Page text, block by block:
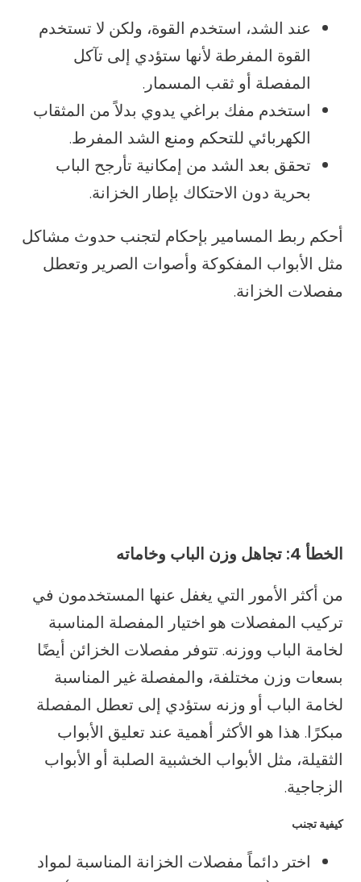
عند الشد، استخدم القوة، ولكن لا تستخدم
القوة المفرطة لأنها ستؤدي إلى تآكل
المفصلة أو ثقب المسمار.
استخدم مفك براغي يدوي بدلاً من المثقاب
الكهربائي للتحكم ومنع الشد المفرط.
تحقق بعد الشد من إمكانية تأرجح الباب
بحرية دون الاحتكاك بإطار الخزانة.
أحكم ربط المسامير بإحكام لتجنب حدوث مشاكل
مثل الأبواب المفكوكة وأصوات الصرير وتعطل
مفصلات الخزانة.
الخطأ 4: تجاهل وزن الباب وخاماته
من أكثر الأمور التي يغفل عنها المستخدمون في
تركيب المفصلات هو اختيار المفصلة المناسبة
لخامة الباب ووزنه. تتوفر مفصلات الخزائن أيضًا
بسعات وزن مختلفة، والمفصلة غير المناسبة
لخامة الباب أو وزنه ستؤدي إلى تعطل المفصلة
مبكرًا. هذا هو الأكثر أهمية عند تعليق الأبواب
الثقيلة، مثل الأبواب الخشبية الصلبة أو الأبواب
الزجاجية.
كيفية تجنب
اختر دائماً مفصلات الخزانة المناسبة لمواد